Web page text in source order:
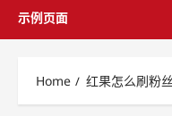
示例页面
Home 红果怎么刷粉丝